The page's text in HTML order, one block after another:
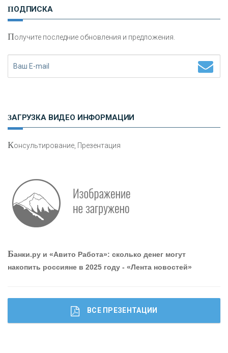
Работа мечты. Что банки делают для того, чтобы
привлечь и удержать персонал - «Интервью»
сохранения и увеличения капитала
ПОДПИСКА
Получите последние обновления и предложения.
ЗАГРУЗКА ВИДЕО ИНФОРМАЦИИ
Консультирование, Презентация
Банки.ру и «Авито Работа»: сколько денег могут
накопить россияне в 2025 году - «Лента новостей»
ВСЕ ПРЕЗЕНТАЦИИ